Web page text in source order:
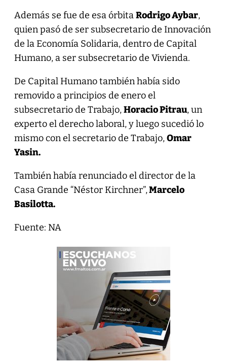
Además se fue de esa órbitaRodrigo Aybar,
quien pasó de ser subsecretario de Innovación
de la Economía Solidaria, dentro de Capital
Humano, a ser subsecretario de Vivienda.
De Capital Humano también había sido
removido a principios de enero el
subsecretario de Trabajo,Horacio Pitrau, un
experto el derecho laboral, y luego sucedió lo
mismo con el secretario de Trabajo,Omar
Yasin.
También había renunciado el director de la
Casa Grande “Néstor Kirchner”,Marcelo
Basilotta.
Fuente: NA